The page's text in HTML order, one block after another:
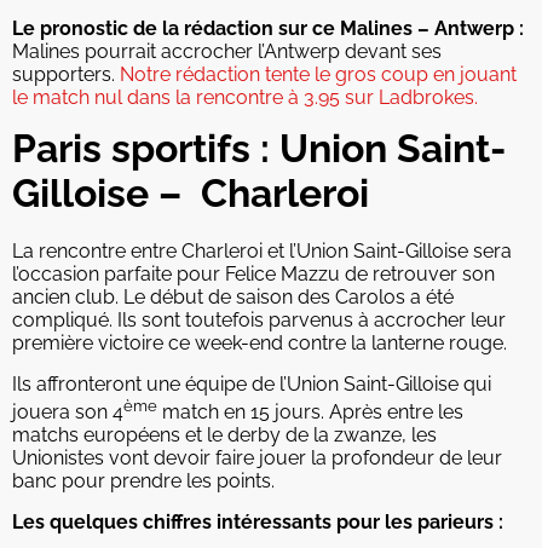
Le pronostic de la rédaction sur ce Malines – Antwerp :
Malines pourrait accrocher l’Antwerp devant ses
supporters. Notre rédaction tente le gros coup en jouant
le match nul dans la rencontre à 3.95 sur Ladbrokes.
Paris sportifs : Union Saint-
Gilloise – Charleroi
La rencontre entre Charleroi et l’Union Saint-Gilloise sera
l’occasion parfaite pour Felice Mazzu de retrouver son
ancien club. Le début de saison des Carolos a été
compliqué. Ils sont toutefois parvenus à accrocher leur
première victoire ce week-end contre la lanterne rouge.
Ils affronteront une équipe de l’Union Saint-Gilloise qui
jouera son 4ème match en 15 jours. Après entre les
matchs européens et le derby de la zwanze, les
Unionistes vont devoir faire jouer la profondeur de leur
banc pour prendre les points.
Les quelques chiffres intéressants pour les parieurs :